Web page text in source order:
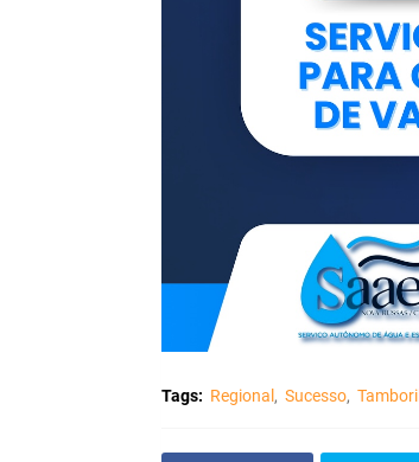
Tags: Regional Sucesso Tamboril